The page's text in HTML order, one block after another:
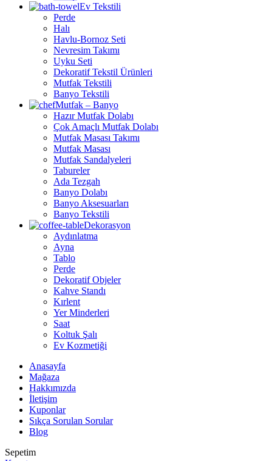
Ev Tekstili
Perde
Halı
Havlu-Bornoz Seti
Nevresim Takımı
Uyku Seti
Dekoratif Tekstil Ürünleri
Mutfak Tekstili
Banyo Tekstili
Mutfak – Banyo
Hazır Mutfak Dolabı
Çok Amaçlı Mutfak Dolabı
Mutfak Masası Takımı
Mutfak Masası
Mutfak Sandalyeleri
Tabureler
Ada Tezgah
Banyo Dolabı
Banyo Aksesuarları
Banyo Tekstili
Dekorasyon
Aydınlatma
Ayna
Tablo
Perde
Dekoratif Objeler
Kahve Standı
Kırlent
Yer Minderleri
Saat
Koltuk Şalı
Ev Kozmetiği
Anasayfa
Mağaza
Hakkımızda
İletişim
Kuponlar
Sıkça Sorulan Sorular
Blog
Sepetim